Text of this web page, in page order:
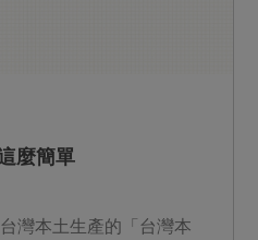
麼簡單
灣本土生產的「台灣本